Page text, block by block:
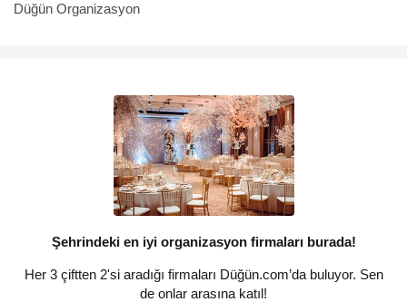
Düğün Organizasyon
Şehrindeki en iyi organizasyon firmaları burada!
Her 3 çiftten 2'si aradığı firmaları Düğün.com’da buluyor. Sen
de onlar arasına katıl!